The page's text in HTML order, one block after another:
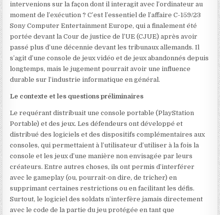
intervenions sur la façon dont il interagit avec l’ordinateur au
moment de l’exécution ? C’est l’essentiel de l’affaire C-159/23
Sony Computer Entertainment Europe, qui a finalement été
portée devant la Cour de justice de l’UE (CJUE) après avoir
passé plus d’une décennie devant les tribunaux allemands. Il
s’agit d’une console de jeux vidéo et de jeux abandonnés depuis
longtemps, mais le jugement pourrait avoir une influence
durable sur l’industrie informatique en général.
Le contexte et les questions préliminaires
Le requérant distribuait une console portable (PlayStation
Portable) et des jeux. Les défendeurs ont développé et
distribué des logiciels et des dispositifs complémentaires aux
consoles, qui permettaient à l’utilisateur d’utiliser à la fois la
console et les jeux d’une manière non envisagée par leurs
créateurs. Entre autres choses, ils ont permis d’interférer
avec le gameplay (ou, pourrait-on dire, de tricher) en
supprimant certaines restrictions ou en facilitant les défis.
Surtout, le logiciel des soldats n’interfère jamais directement
avec le code de la partie du jeu protégée en tant que